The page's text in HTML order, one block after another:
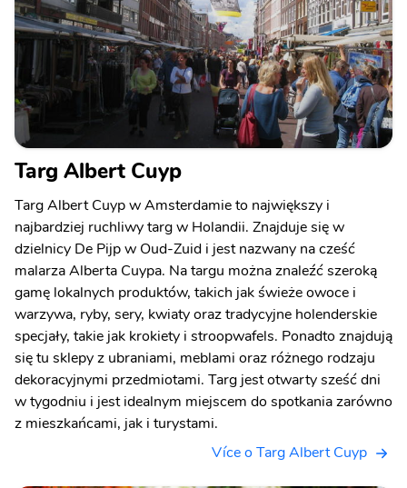
Targ Albert Cuyp
Targ Albert Cuyp w Amsterdamie to największy i
najbardziej ruchliwy targ w Holandii. Znajduje się w
dzielnicy De Pijp w Oud-Zuid i jest nazwany na cześć
malarza Alberta Cuypa. Na targu można znaleźć szeroką
gamę lokalnych produktów, takich jak świeże owoce i
warzywa, ryby, sery, kwiaty oraz tradycyjne holenderskie
specjały, takie jak krokiety i stroopwafels. Ponadto znajdują
się tu sklepy z ubraniami, meblami oraz różnego rodzaju
dekoracyjnymi przedmiotami. Targ jest otwarty sześć dni
w tygodniu i jest idealnym miejscem do spotkania zarówno
z mieszkańcami, jak i turystami.
Více o Targ Albert Cuyp